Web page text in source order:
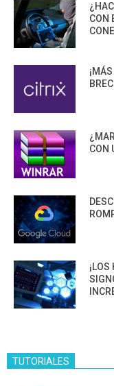
CON
CON
TUTORIALES